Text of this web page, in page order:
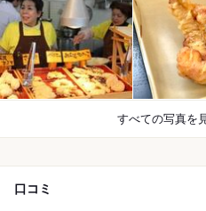
すべての写真を
口コミ